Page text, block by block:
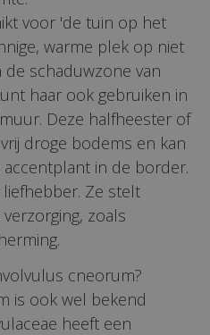
voor 'de tuin op het
warme plek op niet
schaduwzone van
haar ook gebruiken in
Deze halfheester of
droge bodems en kan
in de border.
Ze stelt
zoals
cneorum?
is ook wel bekend
heeft een